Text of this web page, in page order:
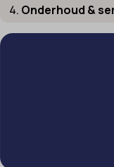
Onderhoud &